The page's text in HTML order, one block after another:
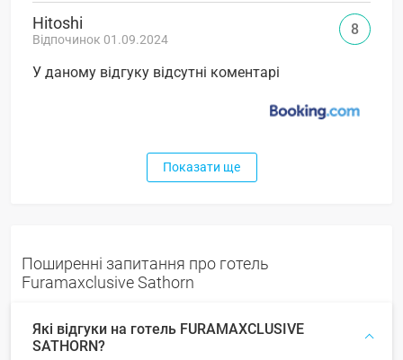
Hitoshi
Відпочинок 01.09.2024
У даному відгуку відсутні коментарі
8
Показати ще
Поширенні запитання про готель
Furamaxclusive Sathorn
Які відгуки на готель FURAMAXCLUSIVE
SATHORN?